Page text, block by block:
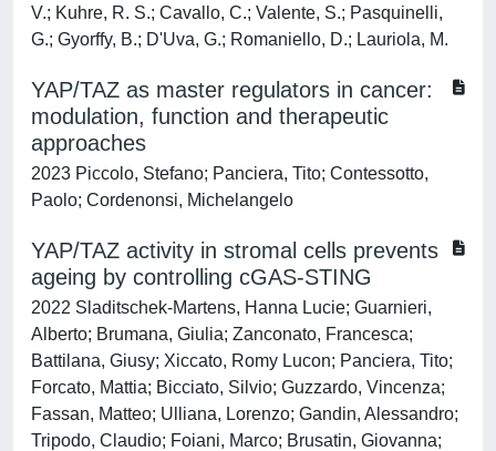
V.; Kuhre, R. S.; Cavallo, C.; Valente, S.; Pasquinelli,
G.; Gyorffy, B.; D'Uva, G.; Romaniello, D.; Lauriola, M.
YAP/TAZ as master regulators in cancer:
modulation, function and therapeutic
approaches
2023 Piccolo, Stefano; Panciera, Tito; Contessotto,
Paolo; Cordenonsi, Michelangelo
YAP/TAZ activity in stromal cells prevents
ageing by controlling cGAS-STING
2022 Sladitschek-Martens, Hanna Lucie; Guarnieri,
Alberto; Brumana, Giulia; Zanconato, Francesca;
Battilana, Giusy; Xiccato, Romy Lucon; Panciera, Tito;
Forcato, Mattia; Bicciato, Silvio; Guzzardo, Vincenza;
Fassan, Matteo; Ulliana, Lorenzo; Gandin, Alessandro;
Tripodo, Claudio; Foiani, Marco; Brusatin, Giovanna;